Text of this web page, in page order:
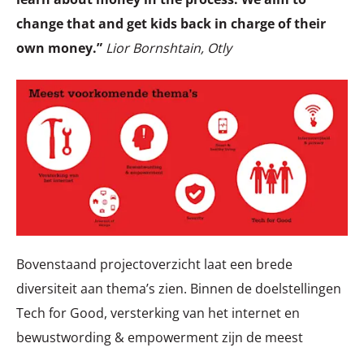
change that and get kids back in charge of their
own money.” Lior Bornshtain, Otly
Bovenstaand projectoverzicht laat een brede
diversiteit aan thema’s zien. Binnen de doelstellingen
Tech for Good, versterking van het internet en
bewustwording & empowerment zijn de meest